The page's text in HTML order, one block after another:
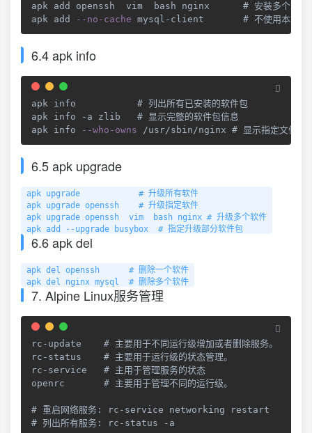
apk add openssh  vim  bash nginx      # 安装多个软件
apk add
--no-cache mysql-client       # 不使用本地镜像
6.4 apk info
apk info           # 列出所有已安装的软件包
apk info -a zlib   # 显示完整的软件包信息
apk info
--who-owns /usr/sbin/nginx # 显示指定文件属
6.5 apk upgrade
apk upgrade            # 升级所有软件
apk upgrade openssh    # 升级指定软件
apk upgrade openssh  vim  bash nginx # 升级多个软件
apk add --upgrade busybox  # 指定升级部分软件包
6.6 apk del
apk del openssh      # 删除一个软件
apk del nginx mysql  # 删除多个软件
7. Alpine Linux服务管理
rc-update    # 主要用于不同运行级增加或者删除服务。
rc-status    # 主要用于运行级的状态管理。
rc-service   # 主用于管理服务的状态
openrc       # 主要用于管理不同的运行级。
# 重启网络服务 :
rc-service networking restart
# 列出所有服务 : rc-status -a